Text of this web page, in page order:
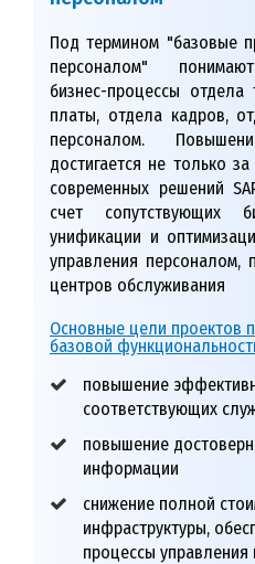
Под термином "базовые
персоналом"
бизнес-процессы отдела
платы, отдела кадров,
персоналом.
достигается не только
современных решений
счет сопутствующих
унификации и
управления персоналом,
центров обслуживания
Основные цели проектов
базовой функциональности
повышение
соответствующих
повышение
информации
снижение полной
инфраструктуры,
процессы